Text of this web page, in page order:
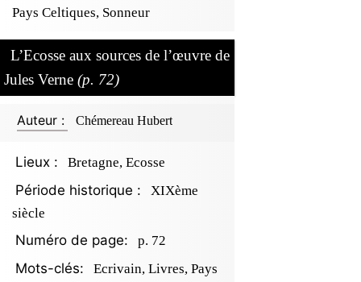
Pays Celtiques, Sonneur
L’Ecosse aux sources de l’œuvre de
Jules Verne (p. 72)
Auteur : Chémereau Hubert
Lieux : Bretagne, Ecosse
Période historique :
XIXème
siècle
Numéro de page: p. 72
Mots-clés:
Ecrivain, Livres, Pays